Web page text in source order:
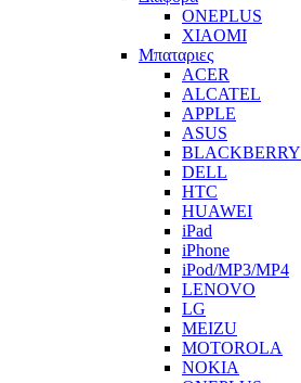
ONEPLUS
XIAOMI
Μπαταριες
ACER
ALCATEL
APPLE
ASUS
BLACKBERRY
DELL
HTC
HUAWEI
iPad
iPhone
iPod/MP3/MP4
LENOVO
LG
MEIZU
MOTOROLA
NOKIA